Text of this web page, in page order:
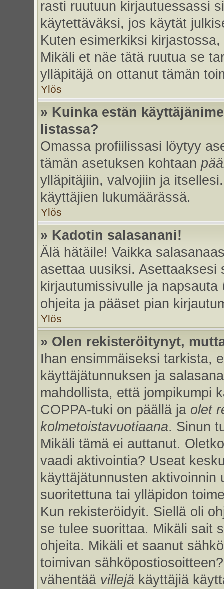
rasti ruutuun kirjautuessassi
käytettäväksi, jos käytät
Kuten esimerkiksi
Mikäli et näe tätä ruutua se
ylläpitäjä on ottanut tämän
Ylös
» Kuinka estän
listassa?
Omassa profiilissasi löytyy
tämän asetuksen kohtaan
ylläpitäjiin, valvojiin ja
käyttäjien lukumäärässä.
Ylös
» Kadotin salasanani!
Älä hätäile! Vaikka
asettaa uusiksi. Asettaaksesi
kirjautumissivulle ja napsauta
ohjeita ja pääset pian
Ylös
» Olen rekisteröitynyt,
Ihan ensimmäiseksi tarkista,
käyttäjätunnuksen ja
mahdollista, että jompikumpi
COPPA-tuki on päällä ja olet
kolmetoistavuotiaana. Sinun
Mikäli tämä ei auttanut.
vaadi aktivointia? Useat
käyttäjätunnusten
suoritettuna tai ylläpidon
Kun rekisteröidyit. Siellä oli
se tulee suorittaa. Mikäli sait
ohjeita. Mikäli et saanut
toimivan
vähentää villejä käyttäjiä